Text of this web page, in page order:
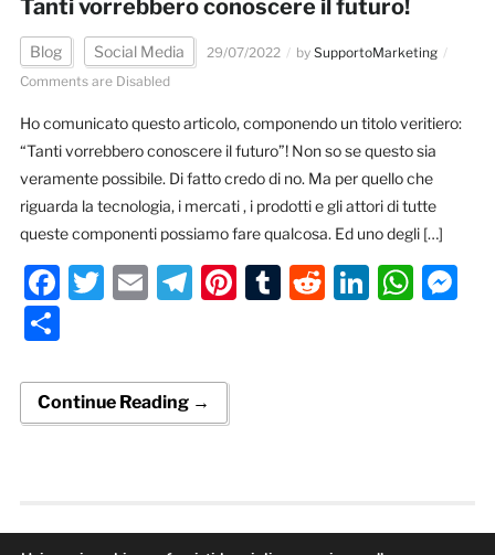
Tanti vorrebbero conoscere il futuro!
Blog Social Media 29/07/2022 by SupportoMarketing
Comments are Disabled
Ho comunicato questo articolo, componendo un titolo veritiero:
“Tanti vorrebbero conoscere il futuro”! Non so se questo sia
veramente possibile. Di fatto credo di no. Ma per quello che
riguarda la tecnologia, i mercati , i prodotti e gli attori di tutte
queste componenti possiamo fare qualcosa. Ed uno degli […]
Facebook
Twitter
EmailTelegram
Pinterest
Tumblr
Reddit
Condividi
Continue Reading →